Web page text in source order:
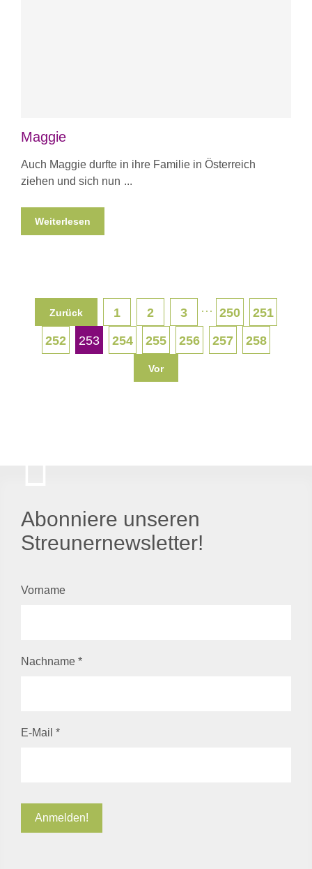
Maggie
Auch Maggie durfte in ihre Familie in Österreich
ziehen und sich nun
Weiterlesen
Zurück 1 2 3 ··· 250
251
252
253 254 255 256 257 258
Vor
Abonniere unseren
Streunernewsletter!
Vorname
Nachname *
E-Mail *